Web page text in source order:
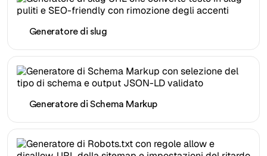
Generatore di slug
Generatore di Schema Markup